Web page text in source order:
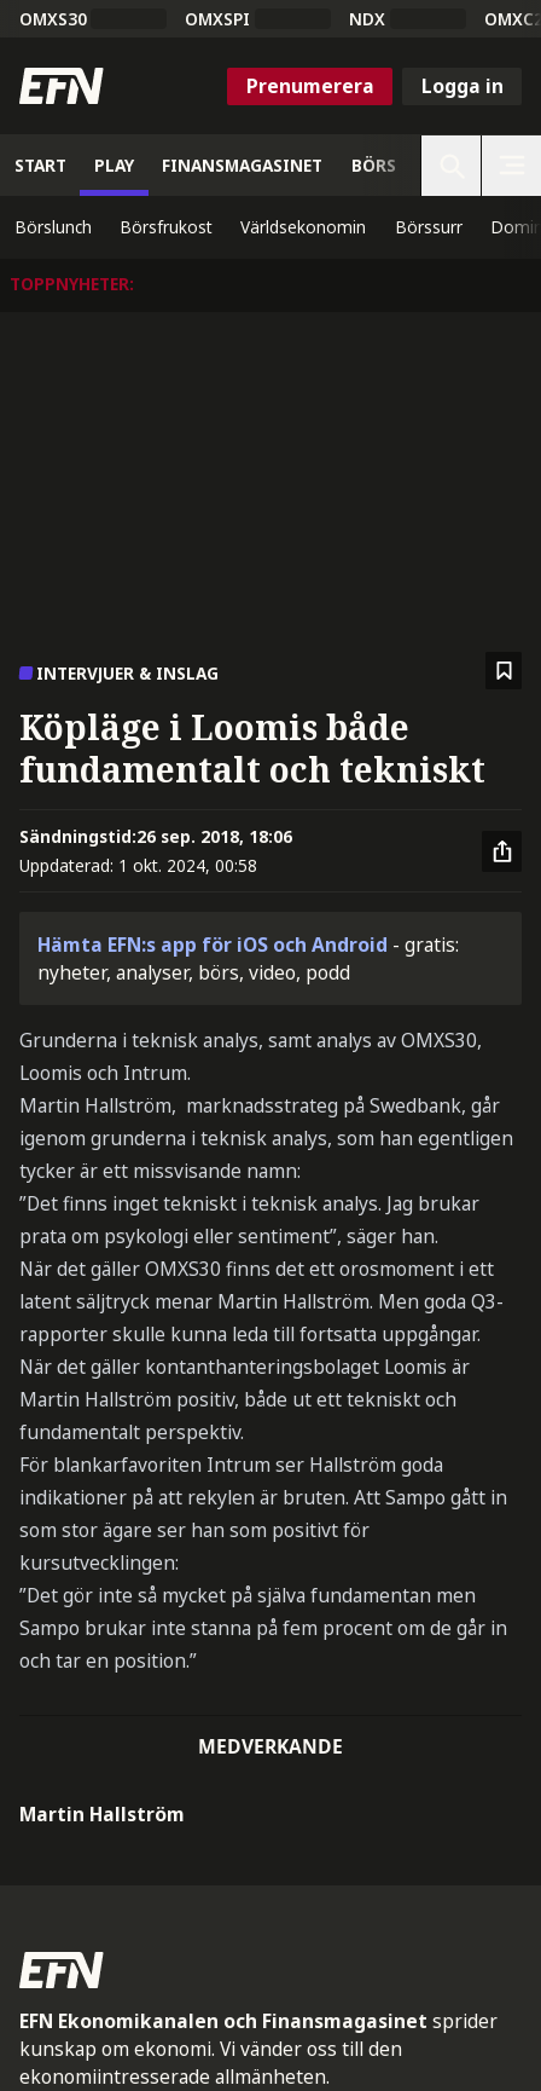
OMXS30 OMXSPI NDX
Prenumerera Logga in
START PLAY FINANSMAGASINET BÖRS
Börslunch Börsfrukost Världsekonomin Börssurr
TOPPNYHETER:
INTERVJUER & INSLAG
Köpläge i Loomis både
fundamentalt och tekniskt
Sändningstid:26 sep. 2018, 18:06
Uppdaterad: 1 okt. 2024, 00:58
Hämta EFN:s app för iOS och Android - gratis:
nyheter, analyser, börs, video, podd
Grunderna i teknisk analys, samt analys av OMXS30,
Loomis och Intrum.
Martin Hallström, marknadsstrateg på Swedbank, går
igenom grunderna i teknisk analys, som han egentligen
tycker är ett missvisande namn:
”Det finns inget tekniskt i teknisk analys. Jag brukar
prata om psykologi eller sentiment”, säger han.
När det gäller OMXS30 finns det ett orosmoment i ett
latent säljtryck menar Martin Hallström. Men goda Q3-
rapporter skulle kunna leda till fortsatta uppgångar.
När det gäller kontanthanteringsbolaget Loomis är
Martin Hallström positiv, både ut ett tekniskt och
fundamentalt perspektiv.
För blankarfavoriten Intrum ser Hallström goda
indikationer på att rekylen är bruten. Att Sampo gått in
som stor ägare ser han som positivt för
kursutvecklingen:
”Det gör inte så mycket på själva fundamentan men
Sampo brukar inte stanna på fem procent om de går in
och tar en position.”
MEDVERKANDE
Martin Hallström
EFN Ekonomikanalen och Finansmagasinet sprider
kunskap om ekonomi. Vi vänder oss till den
ekonomiintresserade allmänheten.